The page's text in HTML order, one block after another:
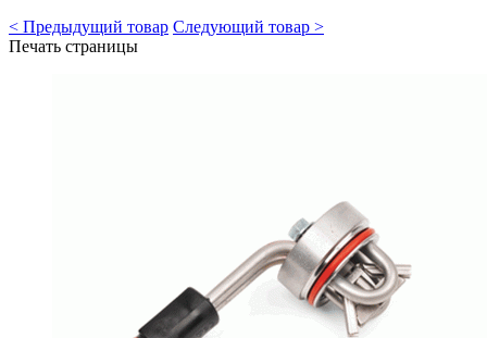
< Предыдущий товар Следующий товар >
Печать страницы